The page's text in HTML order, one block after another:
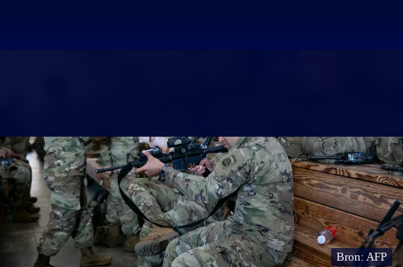
Bron: AFP